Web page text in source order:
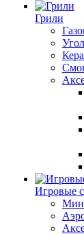
Грили
Игровые